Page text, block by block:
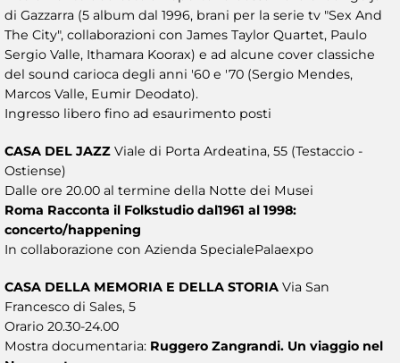
di Gazzarra (5 album dal 1996, brani per la serie tv "Sex And
The City", collaborazioni con James Taylor Quartet, Paulo
Sergio Valle, Ithamara Koorax) e ad alcune cover classiche
del sound carioca degli anni '60 e '70 (Sergio Mendes,
Marcos Valle, Eumir Deodato).
Ingresso libero fino ad esaurimento posti
CASA DEL JAZZ Viale di Porta Ardeatina, 55 (Testaccio -
Ostiense)
Dalle ore 20.00 al termine della Notte dei Musei
Roma Racconta il Folkstudio dal1961 al 1998:
concerto/happening
In collaborazione con Azienda SpecialePalaexpo
CASA DELLA MEMORIA E DELLA STORIA Via San
Francesco di Sales, 5
Orario 20.30-24.00
Mostra documentaria: Ruggero Zangrandi. Un viaggio nel